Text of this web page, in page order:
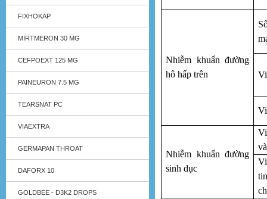
FIXHOKAP
MIRTMERON 30 MG
CEFPOEXT 125 MG
PAINEURON 7.5 MG
TEARSNAT PC
VIAEXTRA
GERMAPAN THROAT
DAFORX 10
GOLDBEE - D3K2 DROPS
Nhiễm khuẩn đường
hô hấp trên
Nhiễm khuẩn đường
sinh dục